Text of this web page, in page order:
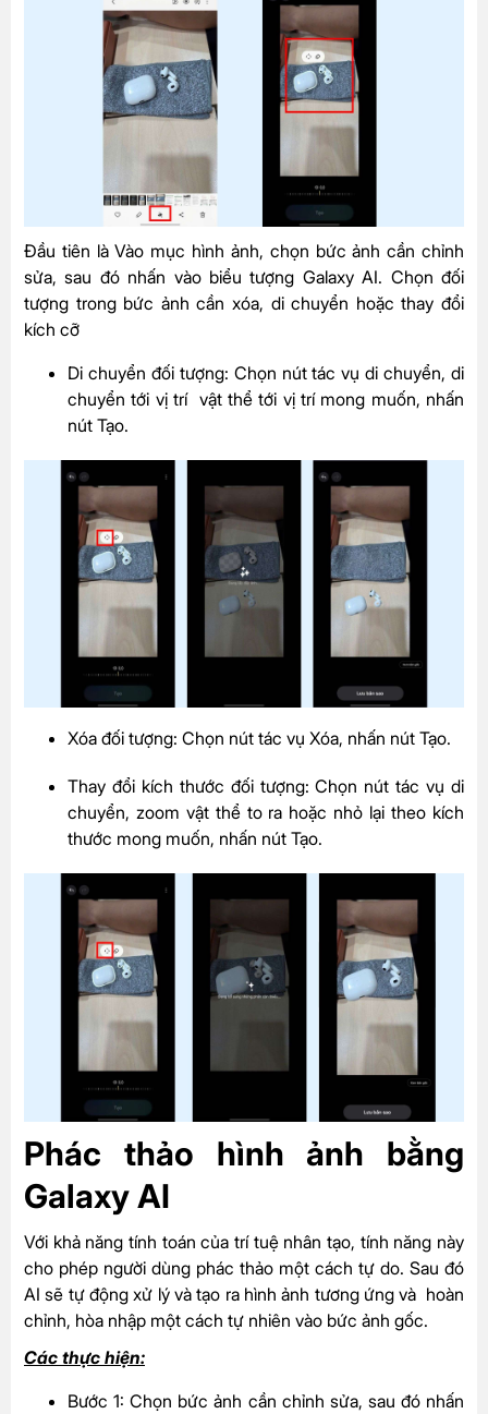
Đầu tiên là Vào mục hình ảnh, chọn bức ảnh cần chỉnh
sửa, sau đó nhấn vào biểu tượng Galaxy AI. Chọn đối
tượng trong bức ảnh cần xóa, di chuyển hoặc thay đổi
kích cỡ
Di chuyển đối tượng: Chọn nút tác vụ di chuyển, di
chuyển tới vị trí vật thể tới vị trí mong muốn, nhấn
nút Tạo.
Xóa đối tượng: Chọn nút tác vụ Xóa, nhấn nút Tạo.
Thay đổi kích thước đối tượng: Chọn nút tác vụ di
chuyển, zoom vật thể to ra hoặc nhỏ lại theo kích
thước mong muốn, nhấn nút Tạo.
Phác thảo hình ảnh bằng
Galaxy AI
Với khả năng tính toán của trí tuệ nhân tạo, tính năng này
cho phép người dùng phác thảo một cách tự do. Sau đó
AI sẽ tự động xử lý và tạo ra hình ảnh tương ứng và hoàn
chỉnh, hòa nhập một cách tự nhiên vào bức ảnh gốc.
Các thực hiện:
Bước 1: Chọn bức ảnh cần chỉnh sửa, sau đó nhấn